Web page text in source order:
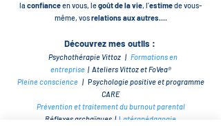
la confianceen vous, legoût de la vie, l'estimede vous-
même, vosrelations aux autres....
Découvrezmes outils :
Psychothérapie Vittoz | Formations en
entreprise | Ateliers Vittoz et FoVea®
Pleine conscience|Psychologie positiveetprogramme
CARE
Préventionet traitementdu burnout parental
Réflexes archaïques | L atérapédagogie